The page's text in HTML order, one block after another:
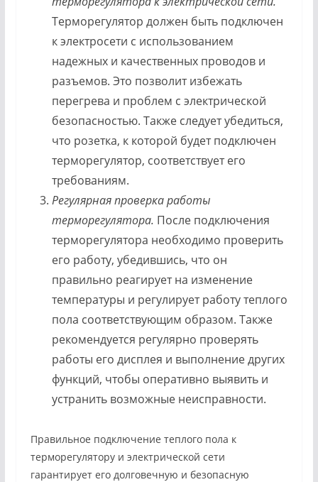
Терморегулятор должен быть подключен
к электросети с использованием
надежных и качественных проводов и
разъемов. Это позволит избежать
перегрева и проблем с электрической
безопасностью. Также следует убедиться,
что розетка, к которой будет подключен
терморегулятор, соответствует его
требованиям.
Регулярная проверка работы
терморегулятора. После подключения
терморегулятора необходимо проверить
его работу, убедившись, что он
правильно реагирует на изменение
температуры и регулирует работу теплого
пола соответствующим образом. Также
рекомендуется регулярно проверять
работы его дисплея и выполнение других
функций, чтобы оперативно выявить и
устранить возможные неисправности.
Правильное подключение теплого пола к
терморегулятору и электрической сети
гарантирует его долговечную и безопасную